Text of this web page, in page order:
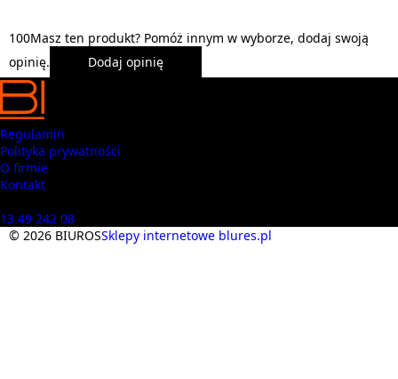
100Masz ten produkt? Pomóż innym w wyborze, dodaj swoją
opinię.
Dodaj opinię
Regulamin
Polityka prywatności
O firmie
Kontakt
13 49 242 08
© 2026 BIUROSSklepy internetowe blures.pl